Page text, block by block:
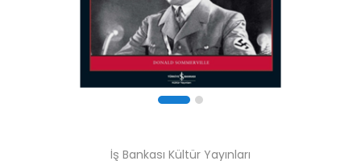
İş Bankası Kültür Yayınları